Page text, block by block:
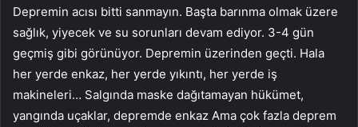
Depremin acısı bitti sanmayın. Başta barınma olmak üzere
sağlık, yiyecek ve su sorunları devam ediyor. 3-4 gün
geçmiş gibi görünüyor. Depremin üzerinden geçti. Hala
her yerde enkaz, her yerde yıkıntı, her yerde iş
makineleri… Salgında maske dağıtamayan hükümet,
yangında uçaklar, depremde enkaz Ama çok fazla deprem